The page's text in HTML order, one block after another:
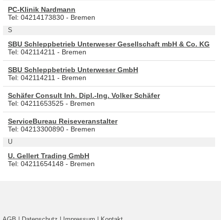
PC-Klinik Nardmann
Tel: 04214173830 - Bremen
S
SBU Schleppbetrieb Unterweser Gesellschaft mbH & Co. KG
Tel: 042114211 - Bremen
SBU Schleppbetrieb Unterweser GmbH
Tel: 042114211 - Bremen
Schäfer Consult Inh. Dipl.-Ing. Volker Schäfer
Tel: 04211653525 - Bremen
ServiceBureau Reiseveranstalter
Tel: 04213300890 - Bremen
U
U. Gellert Trading GmbH
Tel: 04211654148 - Bremen